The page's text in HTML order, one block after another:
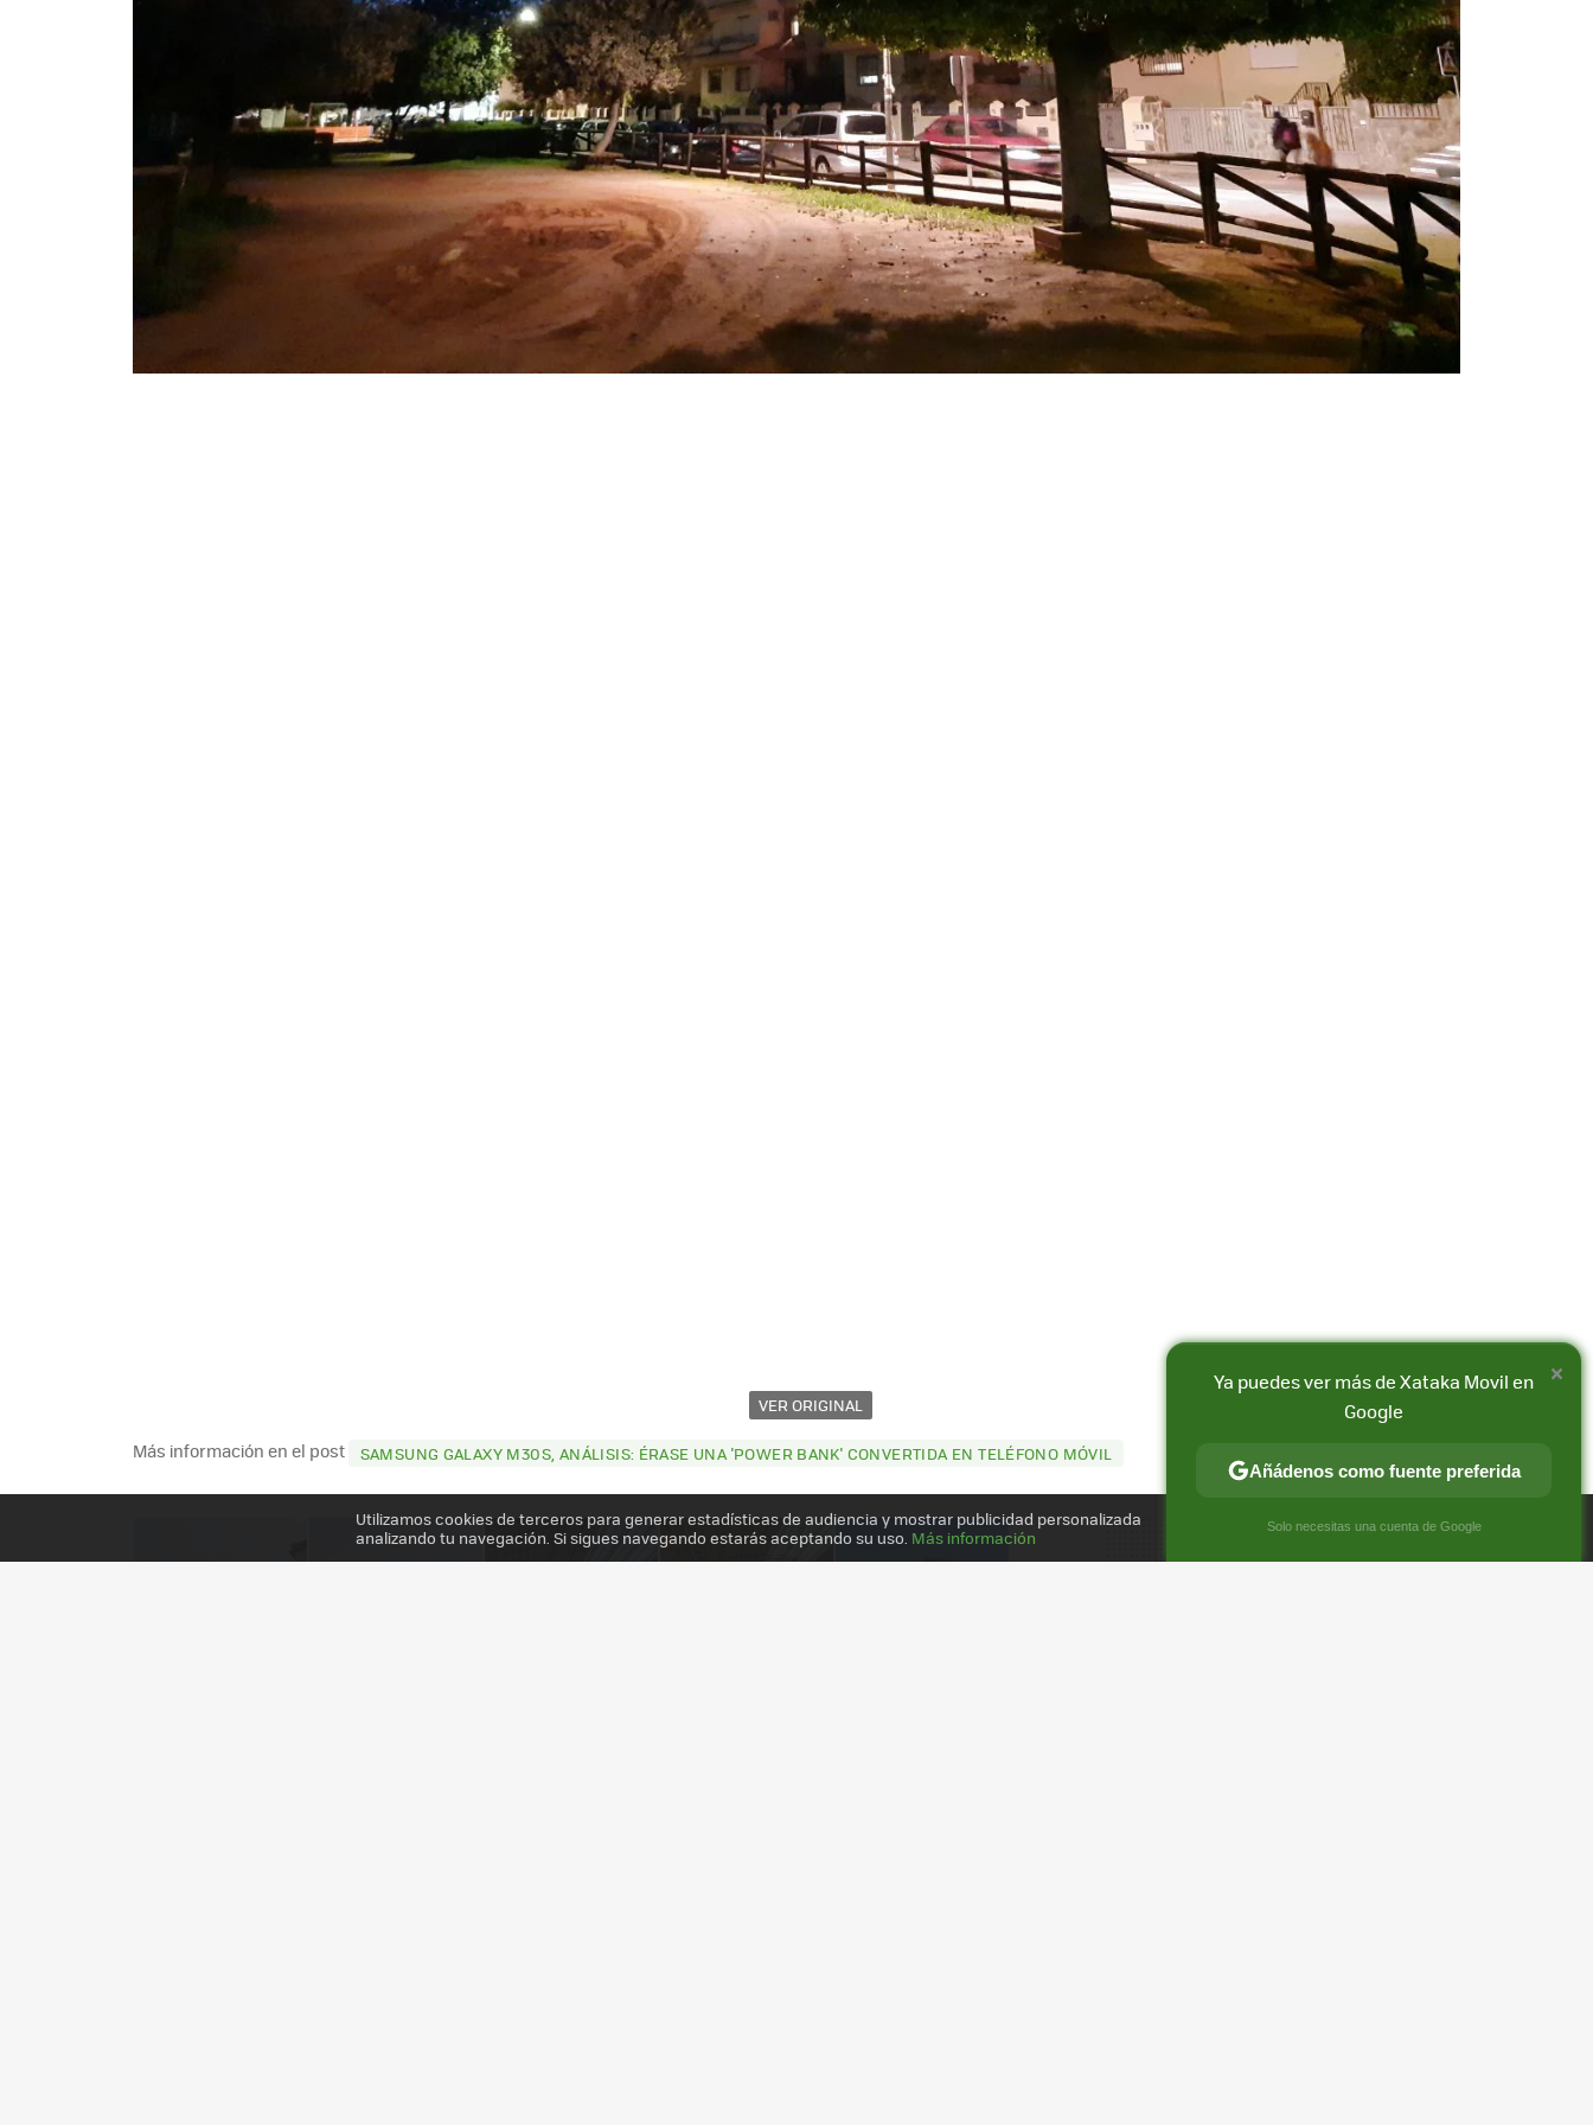
VER ORIGINAL
Compartir
E-
MAIL
Más información en el post SAMSUNG GALAXY M30S, ANÁLISIS: ÉRASE UNA 'POWER BANK' CONVERTIDA EN TELÉFONO MÓVIL
Utilizamos cookies de terceros para generar estadísticas de audiencia y mostrar publicidad personalizada
analizando tu navegación. Si sigues navegando estarás aceptando su uso. Más información
×
Ya puedes ver más de Xataka Movil en
Google
Añádenos como fuente preferida
Solo necesitas una cuenta de Google